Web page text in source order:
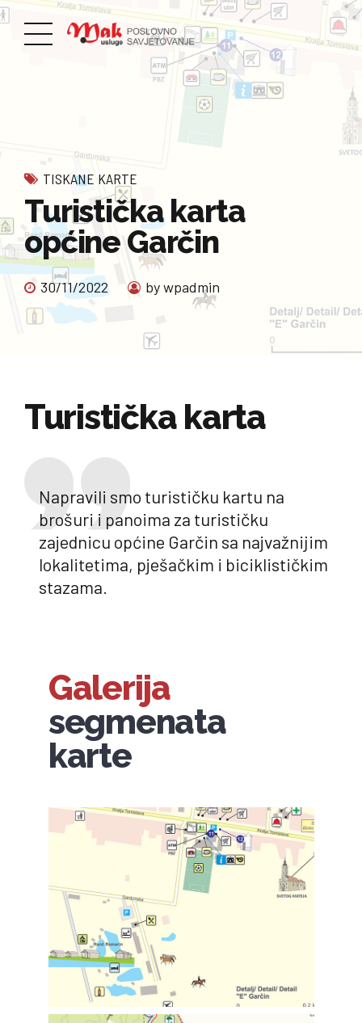
TISKANE KARTE
Turistička karta
općine Garčin
30/11/2022 by wpadmin
Turistička karta
Napravili smo turističku kartu na
brošuri i panoima za turističku
zajednicu općine Garčin sa najvažnijim
lokalitetima, pješačkim i biciklističkim
stazama.
Galerija
segmenata
karte